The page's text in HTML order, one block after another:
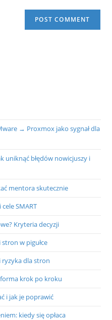
→ Proxmox jako sygnał dla
uniknąć błędów nowicjuszy i
mentora skutecznie
SMART
Kryteria decyzji
w pigułce
ryzyka dla stron
krok po kroku
i jak je poprawić
kiedy się opłaca